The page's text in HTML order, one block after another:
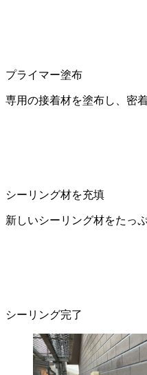
プライマー塗布
専用の接着材を塗布し、密
シーリング材を充填
新しいシーリング材をたっ
シーリング完了